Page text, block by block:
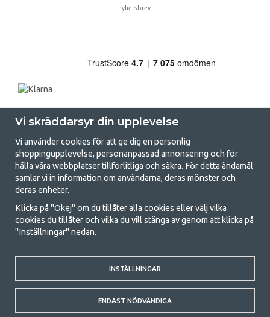
nyhetsbrev.
GetCamping.se - Din butik för camping
och uteliv
Att campa kan antingen vara en livsstil eller ett sätt att samla familjen
för ett gemensamt äventyr. Oavsett vilken kategori du tillhör hittar du
med att campa så därför erbjuder vi riktigt bra priser på familjetält,
husvagnstält och all annan utrustning för camping och friluftsliv. Vårt
mål är att i varje priskategori erbjuda den bästa campingutrustningen
gällande kvalitet och funktionalitet. Ta gärna kontakt med oss om det
är något du saknar eller vill veta mer om.
Vi skräddarsyr din upplevelse
Vi använder cookies för att ge dig en personlig
shoppingupplevelse, personanpassad annonsering och för
hålla våra webbplatser tillförlitliga och säkra. För detta ändamål
samlar vi in information om användarna, deras mönster och
deras enheter.
Klicka på "Okej" om du tillåter alla cookies eller välj vilka
cookies du tillåter och vilka du vill stänga av genom att klicka på
"Inställningar" nedan.
INSTÄLLNINGAR
ENDAST NÖDVÄNDIGA